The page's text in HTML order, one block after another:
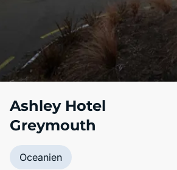
Ashley Hotel
Greymouth
Oceanien